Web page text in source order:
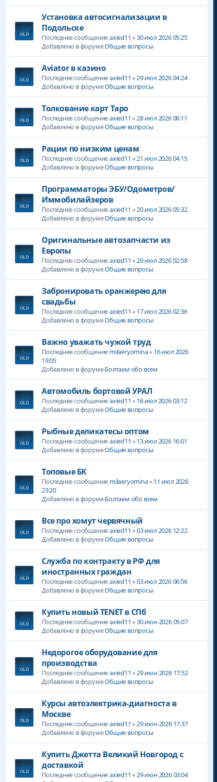
Установка автосигнализации в
Подольске
Последнее сообщениеaxied11 «30 июл 2026 05:25
Добавлено в форумеОбщие вопросы
Aviator в казино
Последнее сообщениеaxied11 « 29 июл 2026 04:24
Добавлено в форумеОбщие вопросы
Толкование карт Таро
Последнее сообщениеaxied11 « 28 июл 2026 06:11
Добавлено в форумеОбщие вопросы
Рации по низким ценам
Последнее сообщениеaxied11 « 21 июл 2026 04:15
Добавлено в форумеОбщие вопросы
Программаторы ЭБУ/Одометров/
Иммобилайзеров
Последнее сообщениеaxied11 « 20 июл 2026 05:32
Добавлено в форумеОбщие вопросы
Оригинальные автозапчасти из
Европы
Последнее сообщениеaxied11 « 20 июл 2026 02:58
Добавлено в форумеОбщие вопросы
Забронировать оранжерею для
свадьбы
Последнее сообщениеaxied11 « 17 июл 2026 02:36
Добавлено в форумеОбщие вопросы
Важно уважать чужой труд
Последнее сообщение milaeryomina« 16 июл 2026
19:05
Добавлено в форумеБолтаем обо всем
Автомобиль бортовой УРАЛ
Последнее сообщениеaxied11 « 16 июл 2026 03:12
Добавлено в форумеОбщие вопросы
Рыбные деликатесы оптом
Последнее сообщениеaxied11 « 13 июл 2026 16:01
Добавлено в форумеОбщие вопросы
Топовые БК
Последнее сообщение milaeryomina« 11 июл 2026
23:20
Добавлено в форумеБолтаем обо всем
Все про хомут червячный
Последнее сообщениеaxied11 «03 июл 2026 12:22
Добавлено в форумеОбщие вопросы
Служба по контракту в РФ для
иностранных граждан
Последнее сообщениеaxied11 «03 июл 2026 06:56
Добавлено в форумеОбщие вопросы
Купить новый TENET в СПб
Последнее сообщениеaxied11 «30 июн 2026 05:07
Добавлено в форумеОбщие вопросы
Недорогое оборудование для
производства
Последнее сообщениеaxied11 « 29 июн 2026 17:52
Добавлено в форумеОбщие вопросы
Курсы автоэлектрика-диагноста в
Москве
Последнее сообщениеaxied11 « 29 июн 2026 17:37
Добавлено в форумеОбщие вопросы
Купить Джетта Великий Новгород с
доставкой
Последнее сообщениеaxied11 « 29 июн 2026 03:04